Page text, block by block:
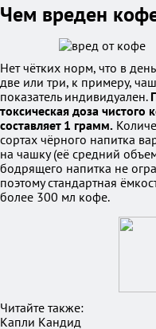
Чем вреден
Нет чётких норм, что в
две или три, к примеру,
показатель индивидуален.
токсическая доза чистого
составляет 1 грамм.
сортах чёрного напитка
на чашку (её средний
бодрящего напитка не
поэтому стандартная
более 300 мл кофе.
Читайте также:
Капли Кандид